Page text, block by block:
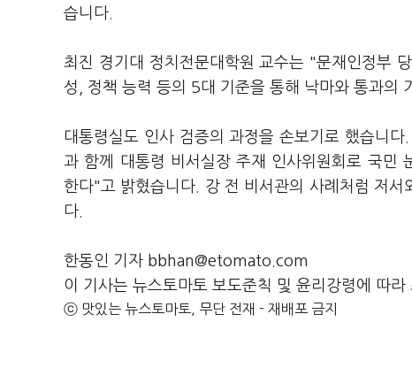
습니다.
최진 경기대 정치전문대학원 교수는 "문재인정부
성, 정책 능력 등의 5대 기준을 통해 낙마와 통과의
대통령실도 인사 검증의 과정을 손보기로 했습니
과 함께 대통령 비서실장 주재 인사위원회로 국민
한다"고 밝혔습니다. 강 전 비서관의 사례처럼 저서
다.
한동인 기자 bbhan@etomato.com
이 기사는 뉴스토마토 보도준칙 및 윤리강령에 따
ⓒ 맛있는 뉴스토마토, 무단 전재 - 재배포 금지